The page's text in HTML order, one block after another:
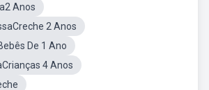
Anos
2 Anos
De 1 Ano
4 Anos